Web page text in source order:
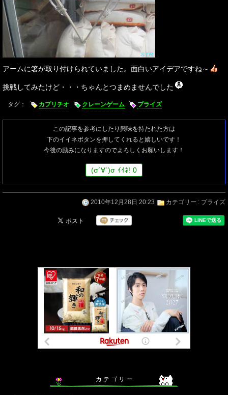
アームに箸が取り付けられていました。面白いアイデアですね～
挑戦してみたけど・・・ちゃんとつまめませんでした
タグ： カプリチオ クレーンゲーム プライズ
この記事を参考にしたり興味を持たれた方は
下のイイネボタンを押してくれると嬉しいです！
今後の励みになりますのでよろしくお願いします！
(σ´∀`)σ ｲｲﾈ! 0
2010年12月28日 20:23 カテゴリー : プライズ
カ テ ゴ リ ー